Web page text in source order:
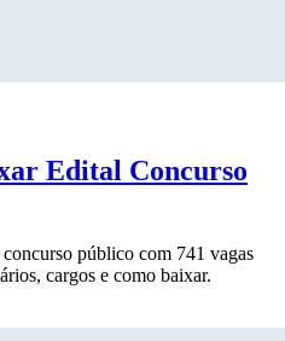
Edital Concurso
público com 741 vagas
cargos e como baixar.